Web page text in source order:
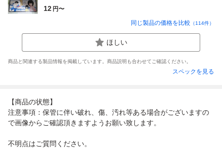
12 円〜
同じ製品の価格を比較 （114件）
ほしい
商品と関連する製品情報を掲載しています。商品説明も合わせてご確認ください。
スペックを見る
【商品の状態】
注意事項：保管に伴い破れ、傷、汚れ等ある場合がございますの
で画像からご確認頂きますようお願い致します。
不明点はご質問ください。